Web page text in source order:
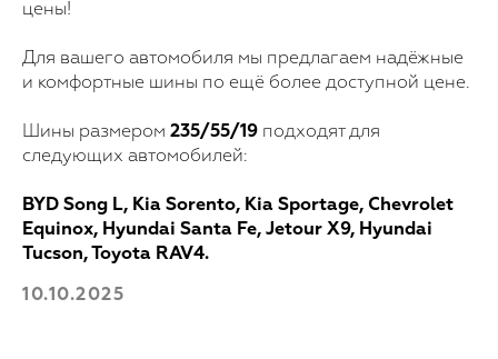
цены!
Для вашего автомобиля мы предлагаем надёжные
и комфортные шины по ещё более доступной цене.
Шины размером 235/55/19 подходят для
следующих автомобилей:
BYD Song L, Kia Sorento, Kia Sportage, Chevrolet
Equinox, Hyundai Santa Fe, Jetour X9, Hyundai
Tucson, Toyota RAV4.
10.10.2025